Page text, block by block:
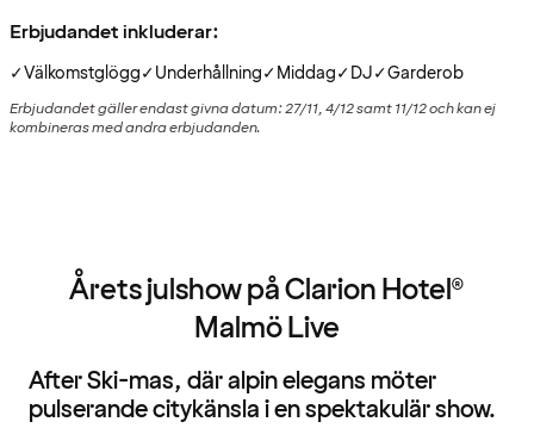
Erbjudandet inkluderar:
✓Välkomstglögg✓Underhållning✓Middag✓DJ✓Garderob
Erbjudandet gäller endast givna datum: 27/11, 4/12 samt 11/12 och kan ej
kombineras med andra erbjudanden.
Årets julshow på Clarion Hotel®
Malmö Live
After Ski-mas, där alpin elegans möter
pulserande citykänsla i en spektakulär show.